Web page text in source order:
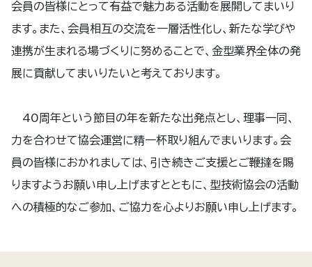
会員の皆様にとって有益で魅力ある活動を展開してまいり
ます。また、会員相互の交流を一層活性化し、新たな学びや
連携が生まれる場づくりに努めることで、金型業界全体の発
展に貢献してまいりたいと考えております。
40周年という節目の年を新たな出発点とし、理事一同、
力を合わせて協会運営に精一杯取り組んでまいります。会
員の皆様におかれましては、引き続きご支援とご鞭撻を賜
りますようお願い申し上げますとともに、型技術協会の活動
への積極的なご参加、ご協力を心よりお願い申し上げます。